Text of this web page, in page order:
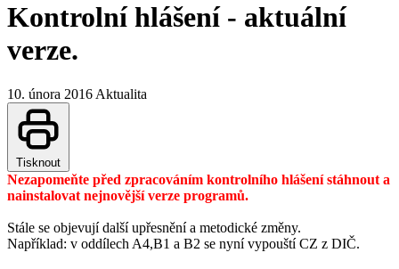
Kontrolní hlášení - aktuální
verze.
10. února 2016 Aktualita
Tisknout
Nezapomeňte před zpracováním kontrolního hlášení stáhnout a
nainstalovat nejnovější verze programů.
Stále se objevují další upřesnění a metodické změny.
Například: v oddílech A4,B1 a B2 se nyní vypouští CZ z DIČ.